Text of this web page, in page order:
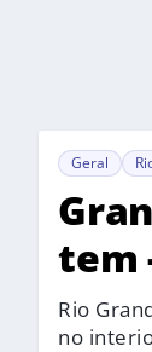
Geral
tem
Rio
no